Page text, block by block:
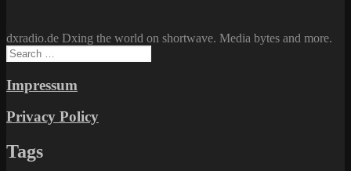
dxradio.de Dxing the world on shortwave. Media bytes and more.
Search
for:
Impressum
Privacy Policy
Tags